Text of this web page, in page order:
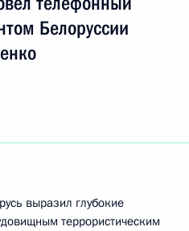
Белоруссии
выразил глубокие
террористическим